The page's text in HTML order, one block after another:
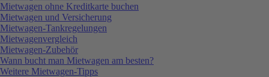
Mietwagen ohne Kreditkarte buchen
Mietwagen und Versicherung
Mietwagen-Tankregelungen
Mietwagenvergleich
Mietwagen-Zubehör
Wann bucht man Mietwagen am besten?
Weitere Mietwagen-Tipps